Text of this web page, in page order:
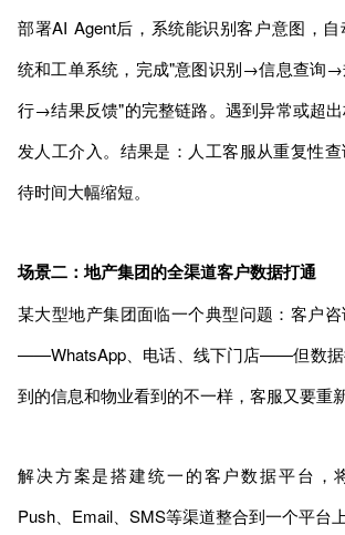
部署AI Agent后，系统能识别客户意图，
统和工单系统，完成"意图识别→信息查询
行→结果反馈"的完整链路。遇到异常或超
发人工介入。结果是：人工客服从重复性
待时间大幅缩短。
场景二：地产集团的全渠道客户数据打通
某大型地产集团面临一个典型问题：客户
——WhatsApp、电话、线下门店——但数据
到的信息和物业看到的不一样，客服又要重新
解决方案是搭建统一的客户数据平台，
Push、Email、SMS等渠道整合到一个平台